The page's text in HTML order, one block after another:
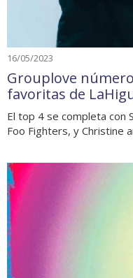
16/05/2023
Grouplove
favoritas de
El top 4 se completa con
Foo Fighters, y Christine